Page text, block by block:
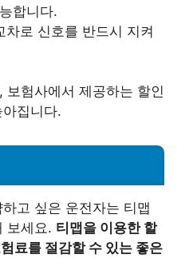
합니다.
차로 신호를 반드시 지켜
보험사에서 제공하는 할인
집니다.
고 싶은 운전자는 티맵
보세요. 티맵을 이용한 할
료를 절감할 수 있는 좋은